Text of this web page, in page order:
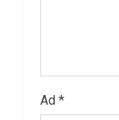
Ad *